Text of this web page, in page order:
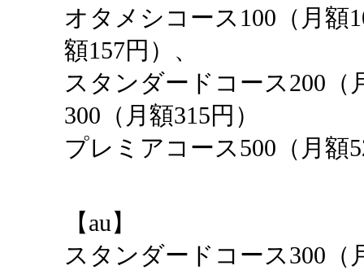
オタメシコース100（月額
額157円）、
スタンダードコース200（
300（月額315円）
プレミアコース500（月額
【au】
スタンダードコース300（